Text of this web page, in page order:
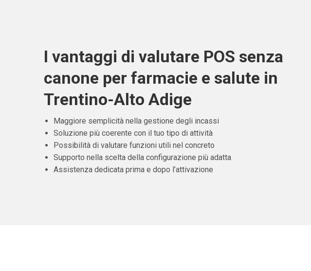
I vantaggi di valutare POS senza
canone per farmacie e salute in
Trentino-Alto Adige
Maggiore semplicità nella gestione degli incassi
Soluzione più coerente con il tuo tipo di attività
Possibilità di valutare funzioni utili nel concreto
Supporto nella scelta della configurazione più adatta
Assistenza dedicata prima e dopo l’attivazione